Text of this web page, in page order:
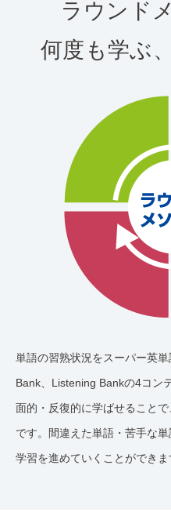
ラウンド
何度も学ぶ
単語の習熟状況をスーパー英
Bank、Listening Bankの4コン
面的・反復的に学ばせること
です。間違えた単語・苦手な
学習を進めていくことができま